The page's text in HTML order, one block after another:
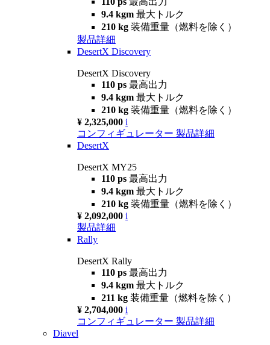
9.4 kgm 最大トルク
210 kg 装備重量（燃料を除く）
製品詳細
DesertX Discovery
DesertX Discovery
110 ps 最高出力
9.4 kgm 最大トルク
210 kg 装備重量（燃料を除く）
¥ 2,325,000 i
コンフィギュレーター 製品詳細
DesertX
DesertX MY25
110 ps 最高出力
9.4 kgm 最大トルク
210 kg 装備重量（燃料を除く）
¥ 2,092,000 i
製品詳細
Rally
DesertX Rally
110 ps 最高出力
9.4 kgm 最大トルク
211 kg 装備重量（燃料を除く）
¥ 2,704,000 i
コンフィギュレーター 製品詳細
Diavel